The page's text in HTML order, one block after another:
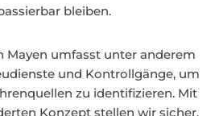
bleiben.
Mayen umfasst unter anderem
und Kontrollgänge, um
zu identifizieren. Mit
Konzept stellen wir sicher,